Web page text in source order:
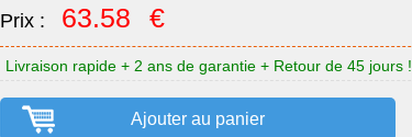
Prix : 63.58 €
Livraison rapide + 2 ans de garantie + Retour de 45 jours !
Ajouter au panier